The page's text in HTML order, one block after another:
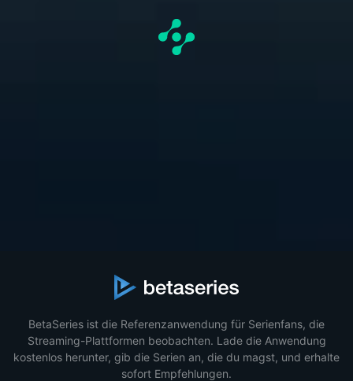
BetaSeries ist die Referenzanwendung für Serienfans, die
Streaming-Plattformen beobachten. Lade die Anwendung
kostenlos herunter, gib die Serien an, die du magst, und erhalte
sofort Empfehlungen.